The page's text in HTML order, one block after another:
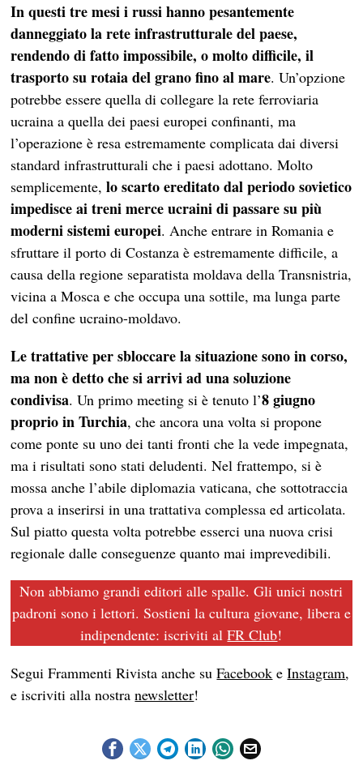
In questi tre mesi i russi hanno pesantemente
danneggiato la rete infrastrutturale del paese,
rendendo di fatto impossibile, o molto difficile, il
trasporto su rotaia del grano fino al mare. Un’opzione
potrebbe essere quella di collegare la rete ferroviaria
ucraina a quella dei paesi europei confinanti, ma
l’operazione è resa estremamente complicata dai diversi
standard infrastrutturali che i paesi adottano. Molto
semplicemente, lo scarto ereditato dal periodo sovietico
impedisce ai treni merce ucraini di passare su più
moderni sistemi europei. Anche entrare in Romania e
sfruttare il porto di Costanza è estremamente difficile, a
causa della regione separatista moldava della Transnistria,
vicina a Mosca e che occupa una sottile, ma lunga parte
del confine ucraino-moldavo.
Le trattative per sbloccare la situazione sono in corso,
ma non è detto che si arrivi ad una soluzione
condivisa. Un primo meeting si è tenuto l’8 giugno
proprio in Turchia, che ancora una volta si propone
come ponte su uno dei tanti fronti che la vede impegnata,
ma i risultati sono stati deludenti. Nel frattempo, si è
mossa anche l’abile diplomazia vaticana, che sottotraccia
prova a inserirsi in una trattativa complessa ed articolata.
Sul piatto questa volta potrebbe esserci una nuova crisi
regionale dalle conseguenze quanto mai imprevedibili.
Non abbiamo grandi editori alle spalle. Gli unici nostri
padroni sono i lettori. Sostieni la cultura giovane, libera e
indipendente: iscriviti alFR Club!
Segui Frammenti Rivista anche suFacebook eInstagram,
e iscriviti alla nostranewsletter!